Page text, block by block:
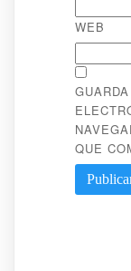
WEB
QUE